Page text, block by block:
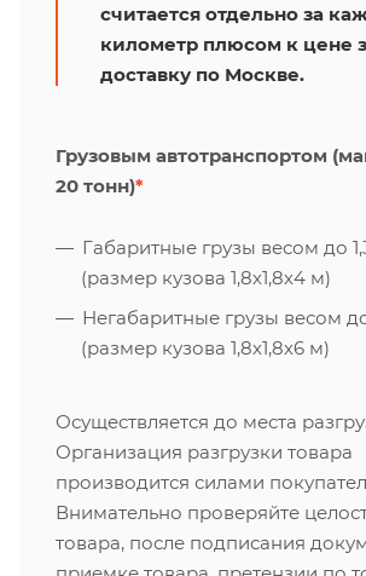
считается отдельно за
километр плюсом к цене
доставку по Москве.
Грузовым автотранспортом
20 тонн)*
Габаритные грузы весом до
(размер кузова 1,8х1,8х4 м)
Негабаритные грузы весом
(размер кузова 1,8х1,8х6 м)
Осуществляется до места
Организация разгрузки товара
производится силами
Внимательно проверяйте
товара, после подписания